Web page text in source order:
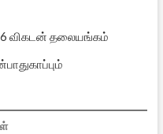
விகடன் தலையங்கம்